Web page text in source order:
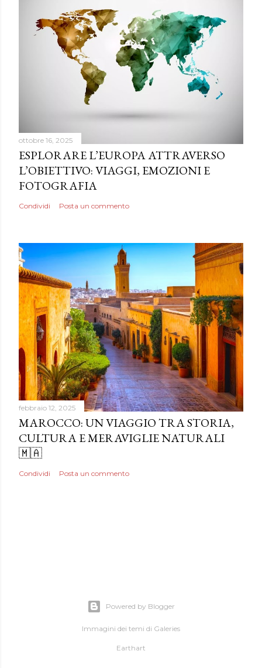
ottobre 16, 2025
ESPLORARE L’EUROPA ATTRAVERSO
L’OBIETTIVO: VIAGGI, EMOZIONI E
FOTOGRAFIA
Condividi Posta un commento
febbraio 12, 2025
MAROCCO: UN VIAGGIO TRA STORIA,
CULTURA E MERAVIGLIE NATURALI
🇲🇦
Condividi Posta un commento
Powered by Blogger
Immagini dei temi di Galeries
Earthart